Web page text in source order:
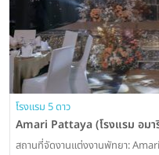
โรงแรม 5 ดาว
Amari Pattaya (โรงแรม อมา
สถานที่จัดงานแต่งงานพัทยา: